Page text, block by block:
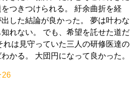
つきつけられる。 紆余曲折を経
した結論が良かった。 夢は叶わな
れない。 でも、希望を託せた道だ
れは見守っていた三人の研修医達の
かる。 大団円になって良かった。